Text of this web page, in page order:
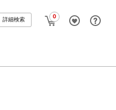
0
詳細検索